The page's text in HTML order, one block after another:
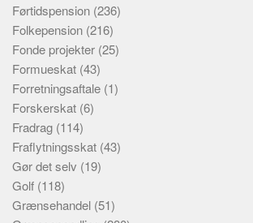
Førtidspension (236)
Folkepension (216)
Fonde projekter (25)
Formueskat (43)
Forretningsaftale (1)
Forskerskat (6)
Fradrag (114)
Fraflytningsskat (43)
Gør det selv (19)
Golf (118)
Grænsehandel (51)